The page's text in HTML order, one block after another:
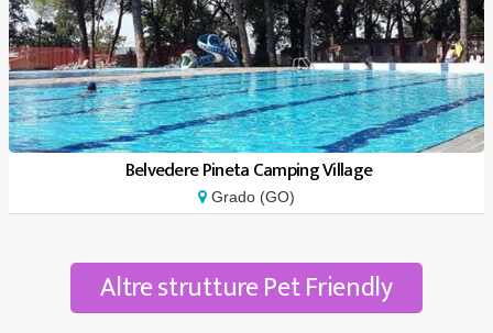
Belvedere Pineta Camping Village
Grado (GO)
Altre strutture Pet Friendly